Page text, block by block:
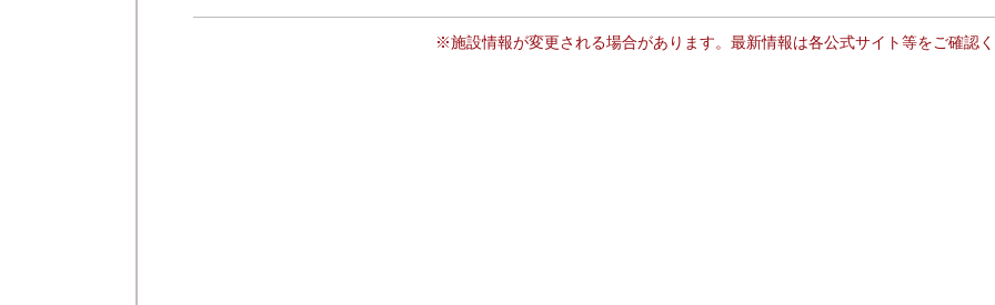
※施設情報が変更される場合があります。最新情報は各公式サイト等をご確認